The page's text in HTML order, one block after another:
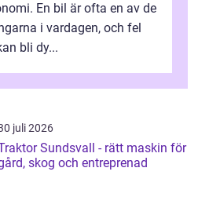
En bil är ofta en av de
i vardagen, och fel
bli dy...
juli 2026
Sundsvall - rätt maskin för
skog och entreprenad